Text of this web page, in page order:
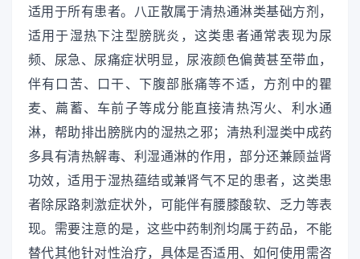
适用于所有患者。八正散属于清热通淋类基础方剂，
适用于湿热下注型膀胱炎，这类患者通常表现为尿
频、尿急、尿痛症状明显，尿液颜色偏黄甚至带血，
伴有口苦、口干、下腹部胀痛等不适，方剂中的瞿
麦、萹蓄、车前子等成分能直接清热泻火、利水通
淋，帮助排出膀胱内的湿热之邪；清热利湿类中成药
多具有清热解毒、利湿通淋的作用，部分还兼顾益肾
功效，适用于湿热蕴结或兼肾气不足的患者，这类患
者除尿路刺激症状外，可能伴有腰膝酸软、乏力等表
现。需要注意的是，这些中药制剂均属于药品，不能
替代其他针对性治疗，具体是否适用、如何使用需咨